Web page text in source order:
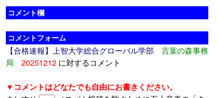
コメント欄
コメントフォーム
【合格速報】上智大学総合グローバル学部
言葉の森事務
局
20251212 に対するコメント
▼コメントはどなたでも自由にお書きください。